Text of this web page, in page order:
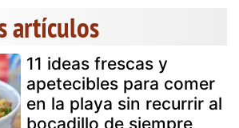
artículos
11 ideas frescas y
apetecibles para comer
en la playa sin recurrir al
bocadillo de siempre